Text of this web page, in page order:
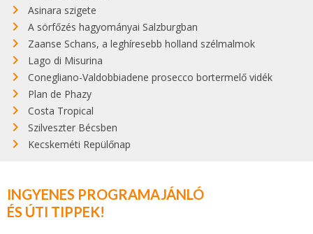
Asinara szigete
A sörfőzés hagyományai Salzburgban
Zaanse Schans, a leghíresebb holland szélmalmok
Lago di Misurina
Conegliano-Valdobbiadene prosecco bortermelő vidék
Plan de Phazy
Costa Tropical
Szilveszter Bécsben
Kecskeméti Repülőnap
INGYENES PROGRAMAJÁNLÓ
ÉS ÚTI TIPPEK!